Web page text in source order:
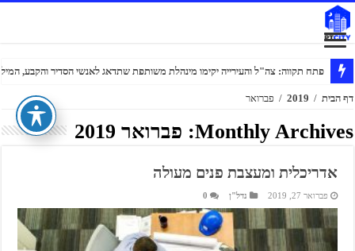
פתח תקווה: צה"ל והעירייה יקימו מינהלת משותפת שתדאג לאנשי הסדיר והקבע,
דווקא בשנת מלחמה: 300 עולים חדשים בחרו בפתח תקווה
דף הבית /
2019
/ פברואר
Monthly Archives: פברואר 2019
אדריכלית ומעצבת פנים מעולה
פברואר 27, 2019 נדל"ן 0